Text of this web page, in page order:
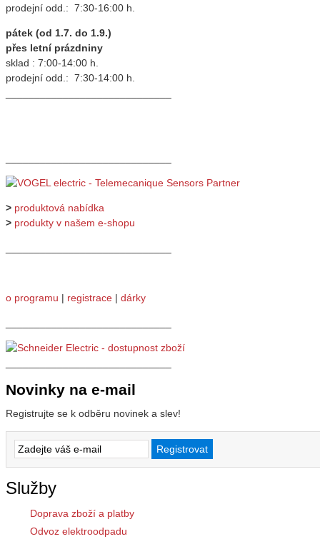
prodejní odd.: 7:30-16:00 h.
pátek (od 1.7. do 1.9.)
přes letní prázdniny
sklad : 7:00-14:00 h.
prodejní odd.: 7:30-14:00 h.
> produktová nabídka
> produkty v našem e-shopu
o programu | registrace | dárky
Novinky na e-mail
Registrujte se k odběru novinek a slev!
Služby
Doprava zboží a platby
Odvoz elektroodpadu